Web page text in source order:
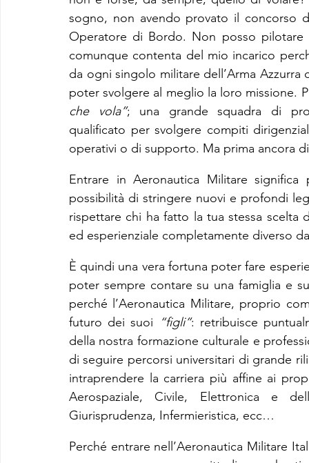
sogno, non avendo provato il concorso
Operatore di Bordo. Non posso
comunque contenta del mio incarico
da ogni singolo militare dell’Arma
poter svolgere al meglio la loro missione.
che vola”; una grande squadra di
qualificato per svolgere compiti
operativi o di supporto. Ma prima ancora
Entrare in Aeronautica Militare
possibilità di stringere nuovi e profondi
rispettare chi ha fatto la tua stessa
ed esperienziale completamente diverso
È quindi una vera fortuna poter fare
poter sempre contare su una famiglia e
perché l’Aeronautica Militare, proprio
futuro dei suoi
“figli”: retribuisce
della nostra formazione culturale e
di seguire percorsi universitari di grande
intraprendere la carriera più affine ai
Aerospaziale, Civile, Elettronica e
Giurisprudenza, Infermieristica, ecc…
Perché entrare nell’Aeronautica Militare